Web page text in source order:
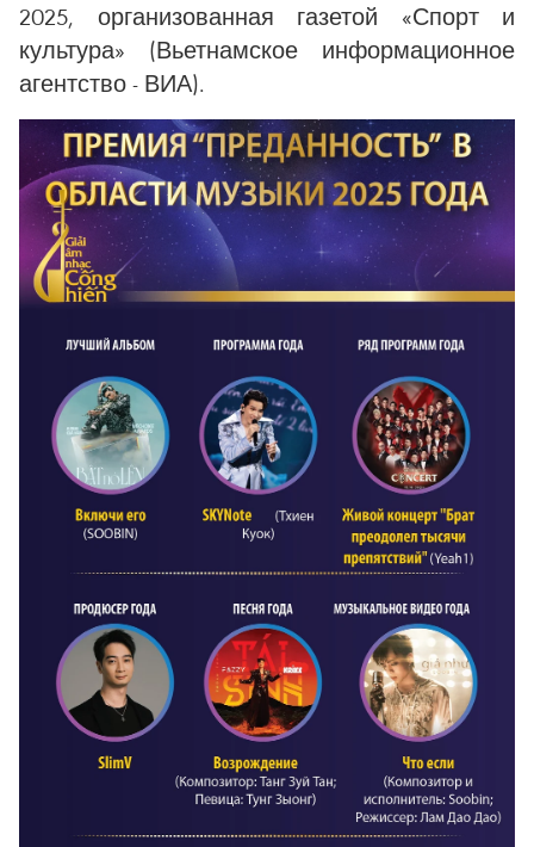
2025, организованная газетой «Спорт и
культура» (Вьетнамское информационное
агентство - ВИА).